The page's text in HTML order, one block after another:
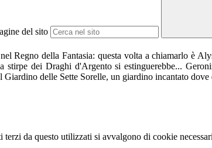
del sito
Regno della Fantasia: questa volta a chiamarlo è
stirpe dei Draghi d'Argento si estinguerebbe...
Giardino delle Sette Sorelle, un giardino incantato
terzi da questo utilizzati si avvalgono di cookie